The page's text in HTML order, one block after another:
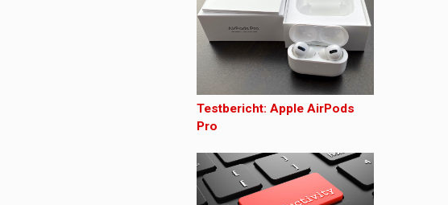
Testbericht: Apple AirPods
Pro